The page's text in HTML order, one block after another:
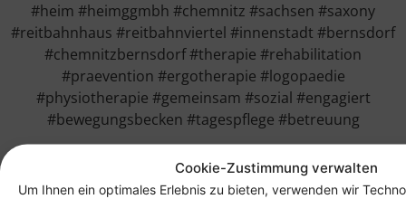
Cookie-Zustimmung verwalten
Um Ihnen ein optimales Erlebnis zu bieten, verwenden wir
#heim #heimggmbh #chemnitz #sachsen #saxony
#reitbahnhaus #reitbahnviertel #innenstadt #bernsdorf
#chemnitzbernsdorf #therapie #rehabilitation
#praevention #ergotherapie #logopaedie
#physiotherapie #gemeinsam #sozial #engagiert
#bewegungsbecken #tagespflege #betreuung